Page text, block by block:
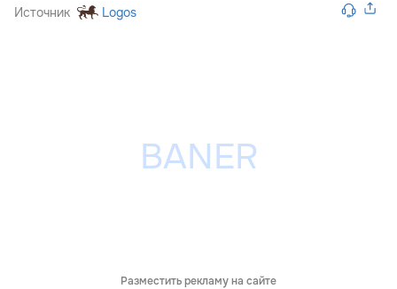
Источник Logos
Разместить рекламу на сайте